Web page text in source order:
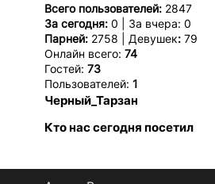
Всего пользователей: 2847
За сегодня: 0 | За вчера: 0
Парней: 2758 | Девушек:79
Онлайн всего: 74
Гостей: 73
Пользователей: 1
Черный_Тарзан
Кто нас сегодня посетил